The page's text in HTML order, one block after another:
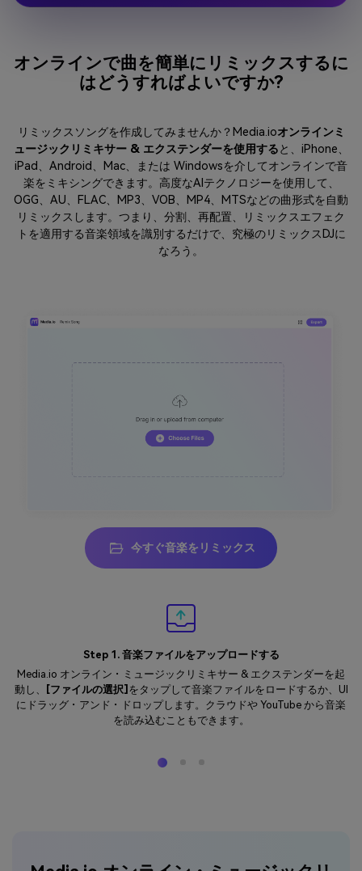
オンラインで曲を簡単にリミックスするに
はどうすればよいですか?
リミックスソングを作成してみませんか？Media.ioオンラインミ
ュージックリミキサー & エクステンダーを使用すると、iPhone、
iPad、Android、Mac、または Windowsを介してオンラインで音
楽をミキシングできます。高度なAIテクノロジーを使用して、
OGG、AU、FLAC、MP3、VOB、MP4、MTSなどの曲形式を自動
リミックスします。つまり、分割、再配置、リミックスエフェク
トを適用する音楽領域を識別するだけで、究極のリミックスDJに
なろう。
Step 1. 音楽ファイルをアップロードする
Media.io オンライン・ミュージックリミキサー & エクステンダーを起
動し、
[ファイルの選択] をタップして音楽ファイルをロードするか、UI
にドラッグ・アンド・ドロップします。クラウドや YouTube から音楽
を読み込むこともできます。
今すぐ音楽をリミックス
今すぐ音楽をリミックス
今すぐ音楽をリミックス
今すぐ音楽をリミックス
今すぐ音楽をリミックス